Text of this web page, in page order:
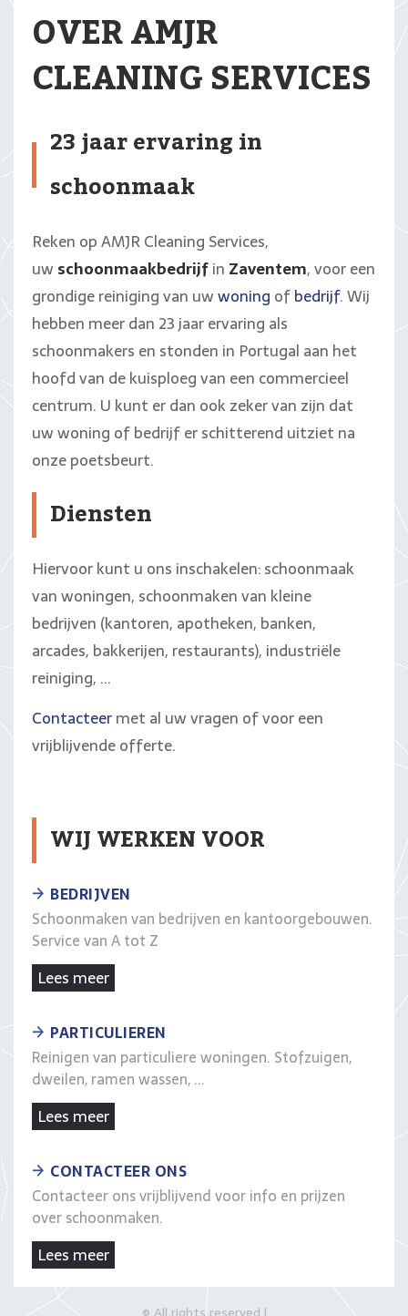
OVER AMJR
CLEANING SERVICES
23 jaar ervaring in
schoonmaak
Reken op AMJR Cleaning Services,
uw schoonmaakbedrijfin Zaventem, voor een
grondige reiniging van uwwoning ofbedrijf. Wij
hebben meer dan 23 jaar ervaring als
schoonmakers en stonden in Portugal aan het
hoofd van de kuisploeg van een commercieel
centrum. U kunt er dan ook zeker van zijn dat
uw woning of bedrijf er schitterend uitziet na
onze poetsbeurt.
Diensten
Hiervoor kunt u ons inschakelen: schoonmaak
van woningen, schoonmaken van kleine
bedrijven (kantoren, apotheken, banken,
arcades, bakkerijen, restaurants), industriële
reiniging, ...
Contacteermet al uw vragen of voor een
vrijblijvende offerte.
WIJ WERKEN VOOR
BEDRIJVEN
Schoonmaken van bedrijven en kantoorgebouwen.
Service van A tot Z
Lees meer
PARTICULIEREN
Reinigen van particuliere woningen. Stofzuigen,
dweilen, ramen wassen, ...
Lees meer
CONTACTEER ONS
Contacteer ons vrijblijvend voor info en prijzen
over schoonmaken.
Lees meer